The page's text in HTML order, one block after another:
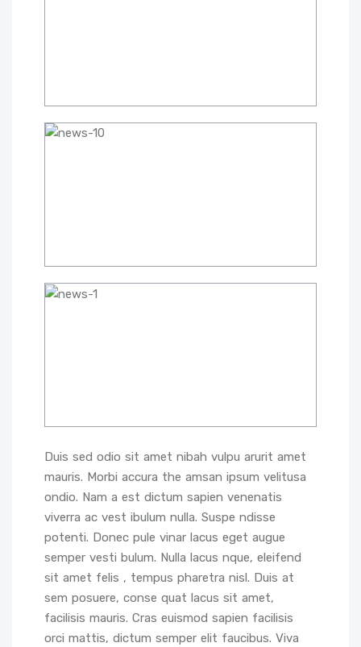
Duis sed odio sit amet nibah vulpu arurit amet
mauris. Morbi accura the amsan ipsum velitusa
ondio. Nam a est dictum sapien venenatis
viverra ac vest ibulum nulla. Suspe ndisse
potenti. Donec pule vinar lacus eget augue
semper vesti bulum. Nulla lacus nque, eleifend
sit amet felis , tempus pharetra nisl. Duis at
sem posuere, conse quat lacus sit amet,
facilisis mauris. Cras euismod sapien facilisis
orci mattis, dictum semper elit faucibus. Viva